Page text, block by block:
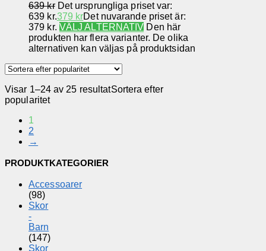
639kr Det ursprungliga priset var:
639 kr.379 krDet nuvarande priset är:
379 kr. VÄLJ ALTERNATIV Den här
produkten har flera varianter. De olika
alternativen kan väljas på produktsidan
Visar 1–24 av 25 resultatSortera efter
popularitet
1
2
→
PRODUKTKATEGORIER
Accessoarer
(98)
Skor
-
Barn
(147)
Skor